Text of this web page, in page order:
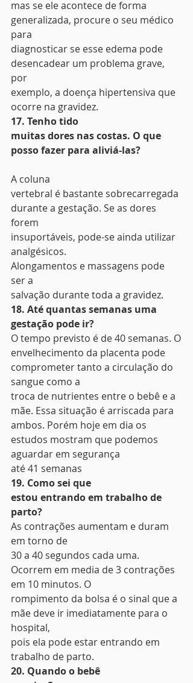
mas se ele acontece de forma
generalizada, procure o seu médico
para
diagnosticar se esse edema pode
desencadear um problema grave,
por
exemplo, a doença hipertensiva que
ocorre na gravidez.
17. Tenho tido
muitas dores nas costas. O que
posso fazer para aliviá-las?
A coluna
vertebral é bastante sobrecarregada
durante a gestação. Se as dores
forem
insuportáveis, pode-se ainda utilizar
analgésicos.
Alongamentos e massagens pode
ser a
salvação durante toda a gravidez.
18. Até quantas semanas uma
gestação pode ir?
O tempo previsto é de 40 semanas. O
envelhecimento da placenta pode
comprometer tanto a circulação do
sangue como a
troca de nutrientes entre o bebê e a
mãe. Essa situação é arriscada para
ambos. Porém hoje em dia os
estudos mostram que podemos
aguardar em segurança
até 41 semanas
19. Como sei que
estou entrando em trabalho de
parto?
As contrações aumentam e duram
em torno de
30 a 40 segundos cada uma.
Ocorrem em media de 3 contrações
em 10 minutos. O
rompimento da bolsa é o sinal que a
mãe deve ir imediatamente para o
hospital,
pois ela pode estar entrando em
trabalho de parto.
20. Quando o bebê